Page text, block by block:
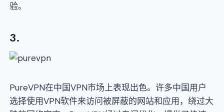
验。
3.
PureVPN在中国VPN市场上表现出色。许多中国用户
选择使用VPN软件来访问被屏蔽的网站和应用，绕过大